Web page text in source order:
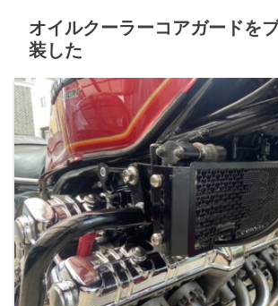
オイルクーラーコアガードを
装した